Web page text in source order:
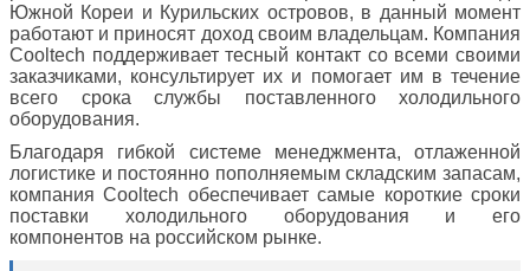
Южной Кореи и Курильских островов, в данный момент
работают и приносят доход своим владельцам. Компания
Cooltech поддерживает тесный контакт со всеми своими
заказчиками, консультирует их и помогает им в течение
всего срока службы поставленного холодильного
оборудования.
Благодаря гибкой системе менеджмента, отлаженной
логистике и постоянно пополняемым складским запасам,
компания Cooltech обеспечивает самые короткие сроки
поставки холодильного оборудования и его
компонентов на российском рынке.